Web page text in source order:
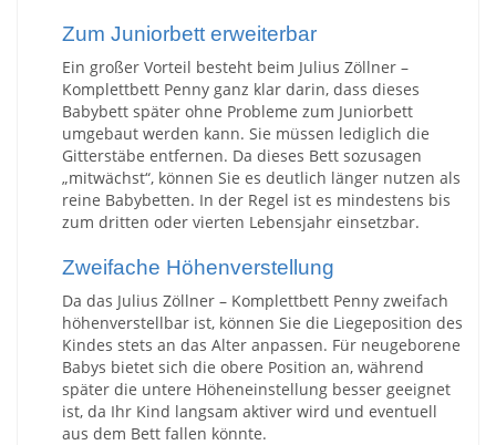
Zum Juniorbett erweiterbar
Ein großer Vorteil besteht beim Julius Zöllner –
Komplettbett Penny ganz klar darin, dass dieses
Babybett später ohne Probleme zum Juniorbett
umgebaut werden kann. Sie müssen lediglich die
Gitterstäbe entfernen. Da dieses Bett sozusagen
„mitwächst“, können Sie es deutlich länger nutzen als
reine Babybetten. In der Regel ist es mindestens bis
zum dritten oder vierten Lebensjahr einsetzbar.
Zweifache Höhenverstellung
Da das Julius Zöllner – Komplettbett Penny zweifach
höhenverstellbar ist, können Sie die Liegeposition des
Kindes stets an das Alter anpassen. Für neugeborene
Babys bietet sich die obere Position an, während
später die untere Höheneinstellung besser geeignet
ist, da Ihr Kind langsam aktiver wird und eventuell
aus dem Bett fallen könnte.